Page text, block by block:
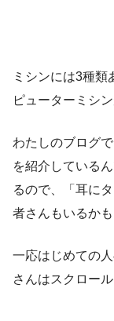
ミシンには3種類
ピューターミシ
わたしのブログ
を紹介している
るので、「耳に
者さんもいるかも
一応はじめての